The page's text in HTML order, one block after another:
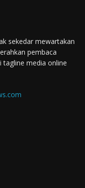
sekedar mewartakan
pembaca
tagline media online